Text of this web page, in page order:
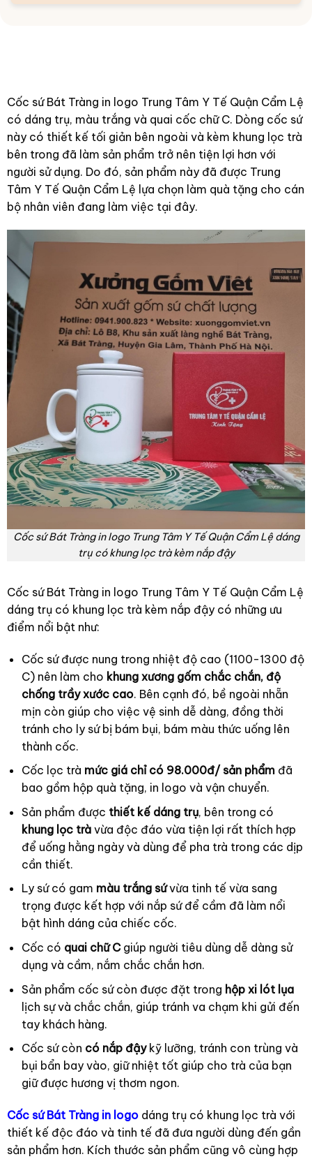
Cốc sứ Bát Tràng in logo Trung Tâm Y Tế Quận Cẩm Lệ
có dáng trụ, màu trắng và quai cốc chữ C. Dòng cốc sứ
này có thiết kế tối giản bên ngoài và kèm khung lọc trà
bên trong đã làm sản phẩm trở nên tiện lợi hơn với
người sử dụng. Do đó, sản phẩm này đã được Trung
Tâm Y Tế Quận Cẩm Lệ lựa chọn làm quà tặng cho cán
bộ nhân viên đang làm việc tại đây.
Cốc sứ Bát Tràng in logo Trung Tâm Y Tế Quận Cẩm Lệ dáng
trụ có khung lọc trà kèm nắp đậy
Cốc sứ Bát Tràng in logo Trung Tâm Y Tế Quận Cẩm Lệ
dáng trụ có khung lọc trà kèm nắp đậy có những ưu
điểm nổi bật như:
Cốc sứ được nung trong nhiệt độ cao (1100-1300 độ
C) nên làm cho khung xương gốm chắc chắn, độ
chống trầy xước cao. Bên cạnh đó, bề ngoài nhẵn
mịn còn giúp cho việc vệ sinh dễ dàng, đồng thời
tránh cho ly sứ bị bám bụi, bám màu thức uống lên
thành cốc.
Cốc lọc trà mức giá chỉ có 98.000đ/ sản phẩmđã
bao gồm hộp quà tặng, in logo và vận chuyển.
Sản phẩm được thiết kế dáng trụ, bên trong có
khung lọc tràvừa độc đáo vừa tiện lợi rất thích hợp
để uống hằng ngày và dùng để pha trà trong các dịp
cần thiết.
Ly sứ có gam màu trắng sứvừa tinh tế vừa sang
trọng được kết hợp với nắp sứ để cầm đã làm nổi
bật hình dáng của chiếc cốc.
Cốc có quai chữ Cgiúp người tiêu dùng dễ dàng sử
dụng và cầm, nắm chắc chắn hơn.
Sản phẩm cốc sứ còn được đặt trong hộp xi lót lụa
lịch sự và chắc chắn, giúp tránh va chạm khi gửi đến
tay khách hàng.
Cốc sứ còn có nắp đậykỹ lưỡng, tránh con trùng và
bụi bẩn bay vào, giữ nhiệt tốt giúp cho trà của bạn
giữ được hương vị thơm ngon.
Cốc sứ Bát Tràng in logodáng trụ có khung lọc trà với
thiết kế độc đáo và tinh tế đã đưa người dùng đến gần
sản phẩm hơn. Kích thước sản phẩm cũng vô cùng hợp